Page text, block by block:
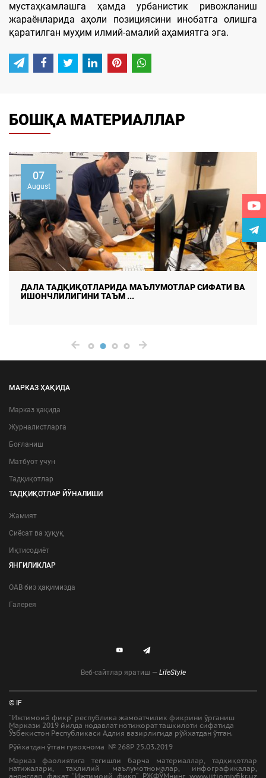
мустаҳкамлашга ҳамда урбанистик ривожланиш
жараёнларида аҳоли позициясини инобатга олишга
қаратилган муҳим илмий-амалий аҳамиятга эга.
БОШҚА МАТЕРИАЛЛАР
07
August
ДАЛА ТАДҚИҚОТЛАРИДА МАЪЛУМОТЛАР СИФАТИ ВА
ИШОНЧЛИЛИГИНИ ТАЪМ ...
МАРКАЗ ҲАҚИДА
Марказ ҳақида
Журналистларга
Боғланиш
Матбуот учун
Тадқиқотлар
ТАДҚИҚОТЛАР ЙЎНАЛИШИ
Жамият
Сиёсат ва ҳуқуқ
Иқтисодиёт
ЯНГИЛИКЛАР
ОАВ биз ҳақимизда
Галерея
Веб-сайтлар яратиш — LifeStyle
© IF
"Ижтимоий фикр" республика жамоатчилик фикрини ўрганиш
Маркази 2019 йилда нодавлат нотижорат ташкилоти сифатида
Ўзбекистон Республикаси Адлия вазирлигида рўйхатдан ўтган.
Рўйхатдан ўтган гувоҳнома № 268Р 25.03.2019
Марказ фаолиятига тегишли барча материаллар, тадқиқотлар
натижалари, таҳлилий маълумотномалар, инфографикалар,